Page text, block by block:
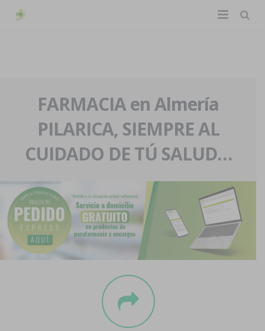
La farmacia
Nuestra historia
Nuestro equipo
Eventos
Servicios y reservas
Pedidos express
Blog
Contacto
Boletín
FARMACIA en Almería
PILARICA, SIEMPRE AL
CUIDADO DE TÚ SALUD…